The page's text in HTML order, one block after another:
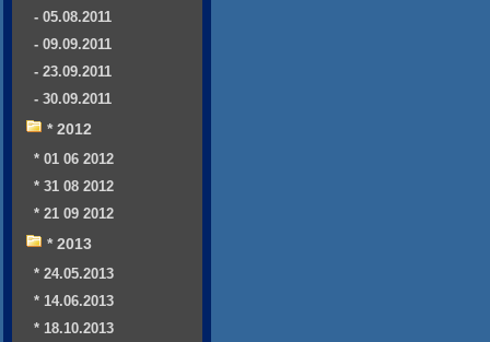
- 05.08.2011
- 09.09.2011
- 23.09.2011
- 30.09.2011
* 2012
* 01 06 2012
* 31 08 2012
* 21 09 2012
* 2013
* 24.05.2013
* 14.06.2013
* 18.10.2013